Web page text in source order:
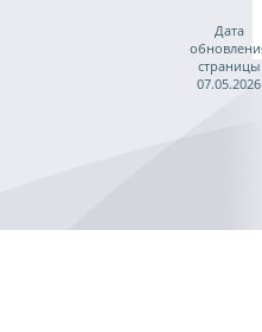
Дата
страницы
07.05.2026